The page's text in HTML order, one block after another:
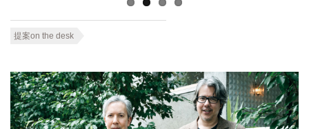
提案on the desk